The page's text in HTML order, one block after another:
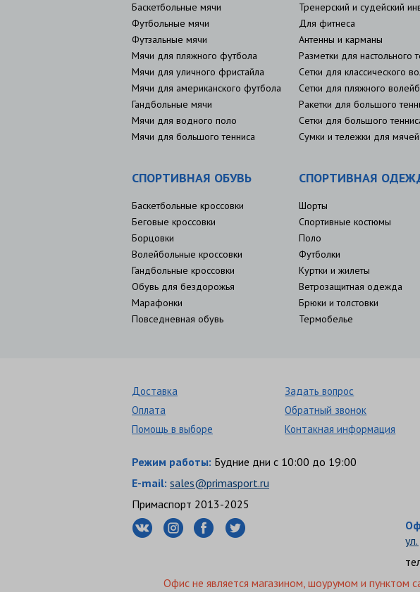
Баскетбольные мячи
Футбольные мячи
Футзальные мячи
Мячи для пляжного футбола
Мячи для уличного фристайла
Мячи для американского футбола
Гандбольные мячи
Мячи для водного поло
Мячи для большого тенниса
Тренерский и судейский
Для фитнеса
Антенны и карманы
Разметки для настольного
Сетки для классического
Сетки для пляжного
Ракетки для большого
Сетки для большого
Сумки и тележки для мячей
СПОРТИВНАЯ ОБУВЬ
Баскетбольные кроссовки
Беговые кроссовки
Борцовки
Волейбольные кроссовки
Гандбольные кроссовки
Обувь для бездорожья
Марафонки
Повседневная обувь
СПОРТИВНАЯ
Шорты
Спортивные костюмы
Поло
Футболки
Куртки и жилеты
Ветрозащитная одежда
Брюки и толстовки
Термобелье
Доставка
Оплата
Помощь в выборе
Задать вопрос
Обратный звонок
Контакная информация
Режим работы: Будние дни с 10:00 до 19:00
E-mail: sales@primasport.ru
Примаспорт 2013-2025
Офис не является магазином, шоурумом и пунктом